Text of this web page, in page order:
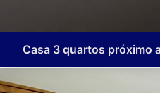
Casa 3 quartos próximo